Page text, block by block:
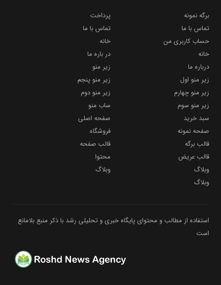
برگه نمونه
پرداخت
تماس با ما
تماس با ما
حساب کاربری من
خانه
خانه
در باره ما
درباره ما
زیر منو
زیر منو اول
زیر منو پنجم
زیر منو چهارم
زیر منو دوم
زیر منو سوم
ساب منو
سبد خرید
صفحه اصلی
صفحه نمونه
فروشگاه
قالب برگه
قالب صفحه
قالب عریض
محتوا
وبلاگ
وبلاگ
وبلاگ
استفاده از مطالب و محتوای پایگاه خبری و تحلیلی رشد با ذکر منبع بلامانع
است